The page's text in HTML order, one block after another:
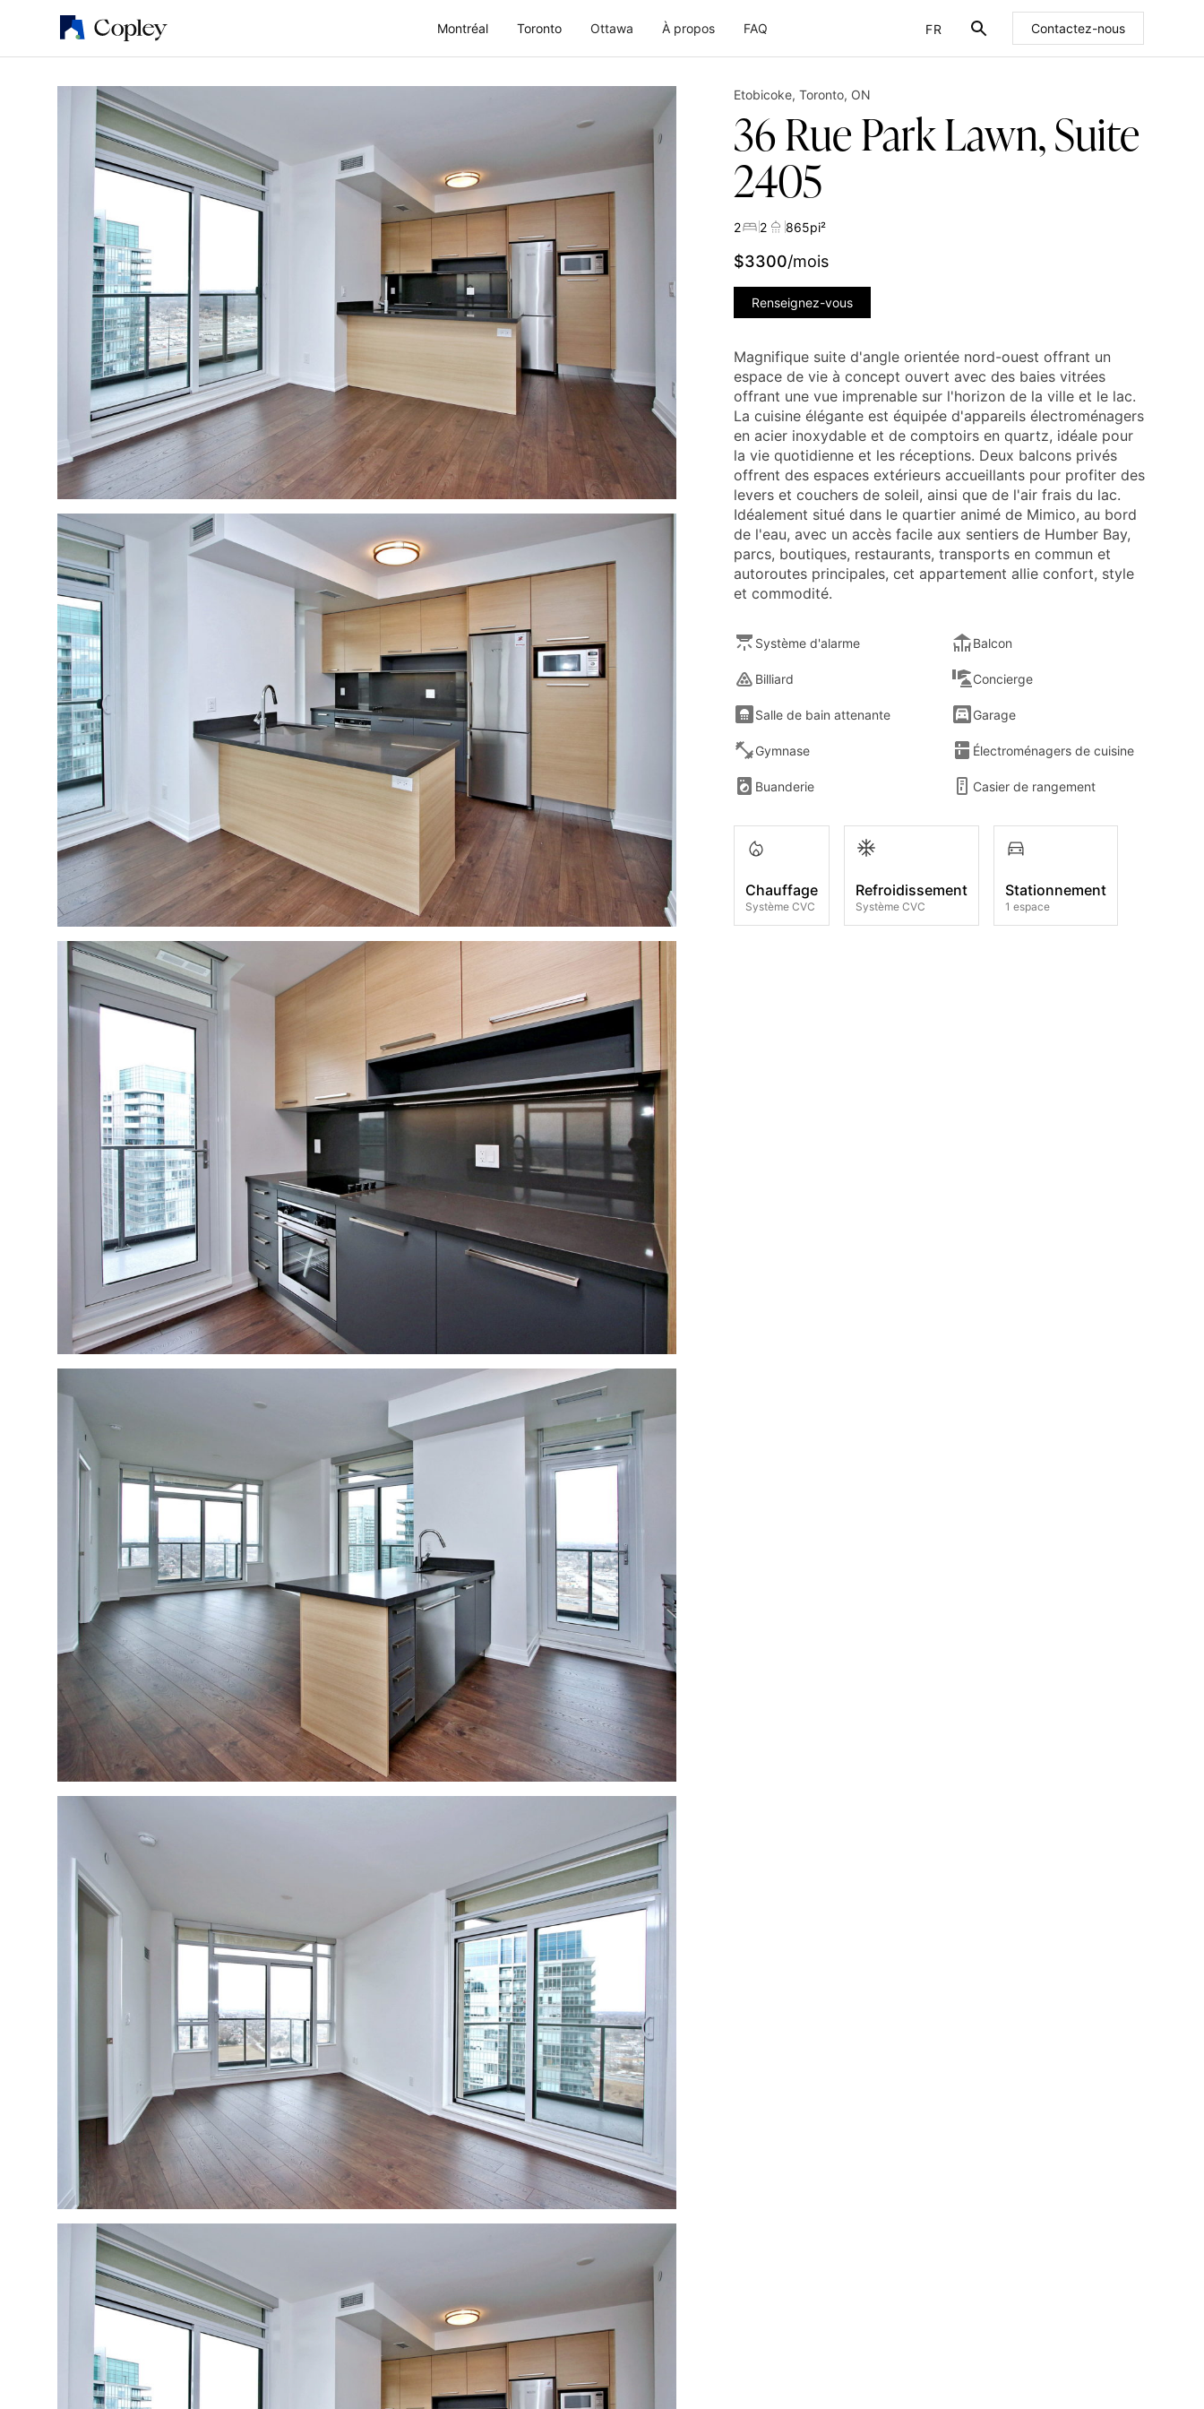
Montréal Toronto Ottawa À propos
FAQ
EN
FR Contactez-nous
Etobicoke, Toronto, ON
36 Rue Park Lawn, Suite
2405
2 2 865pi²
$3300/mois
Renseignez-vous
Magnifique suite d'angle orientée nord-ouest offrant un
espace de vie à concept ouvert avec des baies vitrées
offrant une vue imprenable sur l'horizon de la ville et le lac.
La cuisine élégante est équipée d'appareils électroménagers
en acier inoxydable et de comptoirs en quartz, idéale pour
la vie quotidienne et les réceptions. Deux balcons privés
offrent des espaces extérieurs accueillants pour profiter des
levers et couchers de soleil, ainsi que de l'air frais du lac.
Idéalement situé dans le quartier animé de Mimico, au bord
de l'eau, avec un accès facile aux sentiers de Humber Bay,
parcs, boutiques, restaurants, transports en commun et
autoroutes principales, cet appartement allie confort, style
et commodité.
Système d'alarme Balcon
Billiard Concierge
Salle de bain attenante Garage
Gymnase Électroménagers de cuisine
Buanderie Casier de rangement
Chauffage
Système CVC
Refroidissement
Système CVC
Stationnement
1 espace